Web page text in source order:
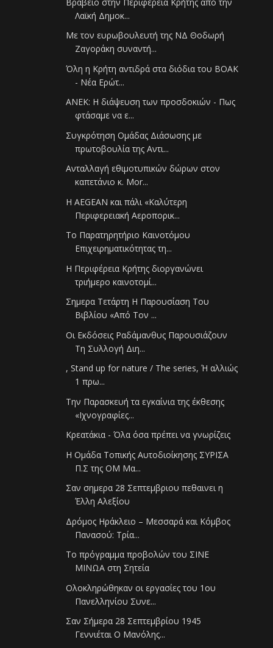
Λαϊκή Δημοκ...
Με τον ευρωβουλευτή της ΝΔ Θοδωρή
Ζαγοράκη συναντή...
Όλη η Κρήτη αντιδρά στα διόδια του ΒΟΑΚ
- Νέα Ερώτ...
ΑΝΕΚ: Η διάψευση των προσδοκιών - Πως
φτάσαμε να ε...
Συγκρότηση Ομάδας Διάσωσης με
πρωτοβουλία της Αντι...
Aνταλλαγή εθιμοτυπικών δώρων στον
καπετάνιο κ. Mor...
Η AEGEAN και πάλι «Καλύτερη
Περιφερειακή Αεροπορικ...
Το Παρατηρητήριο Καινοτόμου
Επιχειρηματικότητας τη...
Η Περιφέρεια Κρήτης διοργανώνει
τριήμερο καινοτομί...
Σημερα Τετάρτη Η Παρουσίαση Του
Βιβλίου «Από Τον ...
Οι Εκδόσεις Ραδάμανθυς Παρουσιάζουν
Τη Συλλογή Διη...
, Stand up for nature / The series, Ή αλλιώς
1 πρω...
Την Παρασκευή τα εγκαίνια της έκθεσης
«Ιχνογραφίες...
Κρεατάκια - Όλα όσα πρέπει να γνωρίζεις
Η Ομάδα Τοπικής Αυτοδιοίκησης ΣΥΡΙΣΑ
Π.Σ της ΟΜ Μα...
Σαν σημερα 28 Σεπτεμβριου πεθαινει η
Έλλη Αλεξίου
Δρόμος Ηράκλειο – Μεσσαρά και Κόμβος
Πανασού: Τρία...
Το πρόγραμμα προβολών του ΣΙΝΕ
ΜΙΝΩΑ στη Σητεία
Ολοκληρώθηκαν οι εργασίες του 1ου
Πανελληνίου Συνε...
Σαν Σήμερα 28 Σεπτεμβρίου 1945
Γεννιέται Ο Μανόλης...